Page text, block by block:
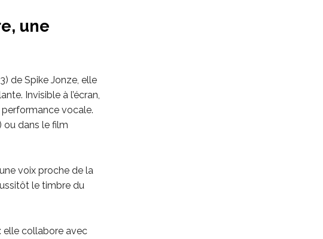
une
de Spike Jonze, elle
Invisible à l’écran,
vocale.
ou dans le film
voix proche de la
le timbre du
elle collabore avec